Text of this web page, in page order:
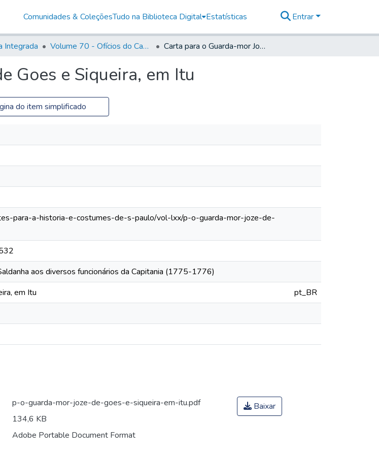
Comunidades & ColeçõesTudo na Biblioteca Digital Estatísticas Entrar
Integrada Volume 70 - Ofícios do Capitão General Martins Lopes de Saldanha aos diversos funcionários da Capitania (1775-1776) Carta para o Guarda-mor José de Goes e Siqueira, em Itu
Goes e Siqueira, em Itu
do item simplificado
para-a-historia-e-costumes-de-s-paulo/vol-lxx/p-o-guarda-mor-joze-de-
aos diversos funcionários da Capitania (1775-1776)
em Itu
pt_BR
p-o-guarda-mor-joze-de-goes-e-siqueira-em-itu.pdf
134,6 KB
Adobe Portable Document Format
Baixar